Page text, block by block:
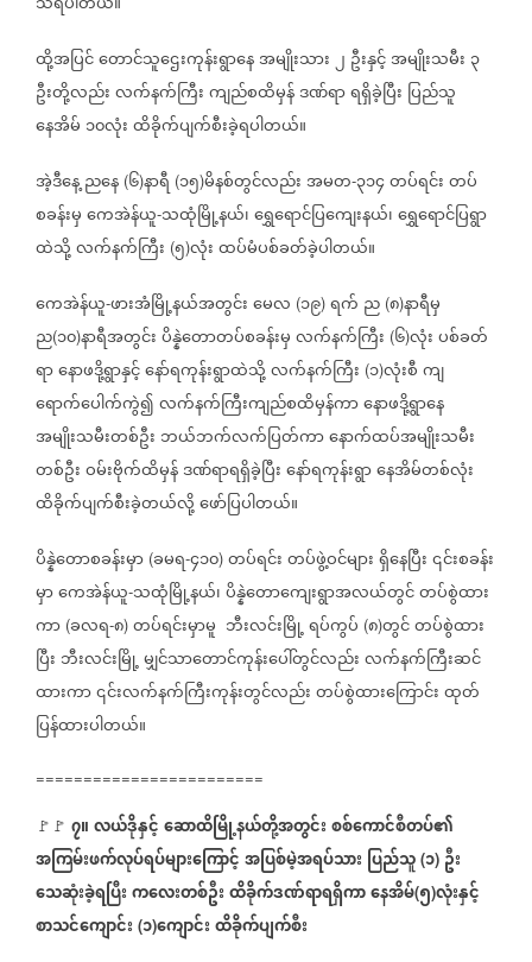
ထို့အပြင်တောင်သူဌေးကုန်းရွာနေအမျိုးသား၂ ဦးနှင့်အမျိုးသမီး ၃
ဦးတို့လည်းလက်နက်ကြီးကျည်စထိမှန်ဒဏ်ရာရရှိခဲ့ပြီး ပြည်သူ
နေအိမ် ၁၀လုံးထိခိုက်ပျက်စီးခဲ့ရပါတယ်။
အဲ့ဒီနေ့ညနေ (၆)နာရီ (၁၅)မိနစ်တွင်လည်းအမတ-၃၁၄တပ်ရင်းတပ်
စခန်းမှကေအဲန်ယူ-သထုံမြို့နယ်၊ရွှေရောင်ပြကျေးနယ်၊ရွှေရောင်ပြရွာ
ထဲသို့လက်နက်ကြီး (၅)လုံးထပ်မံပစ်ခတ်ခဲ့ပါတယ်။
ကေအဲန်ယူ-ဖားအံမြို့နယ်အတွင်းမေလ (၁၉) ရက် ည (၈)နာရီမှ
ည(၁၀)နာရီအတွင်းပိန္နဲတောတပ်စခန်းမှလက်နက်ကြီး (၆)လုံးပစ်ခတ်
ရာနောဖဒို့ရွာနှင့်နော်ရကုန်းရွာထဲသို့လက်နက်ကြီး (၁)လုံးစီကျ
ရောက်ပေါက်ကွဲ၍လက်နက်ကြီးကျည်စထိမှန်ကာနောဖဒို့ရွာနေ
အမျိုးသမီးတစ်ဦး ဘယ်ဘက်လက်ပြတ်ကာနောက်ထပ်အမျိုးသမီး
တစ်ဦးဝမ်းဗိုက်ထိမှန်ဒဏ်ရာရရှိခဲ့ပြီးနော်ရကုန်းရွာနေအိမ်တစ်လုံး
ထိခိုက်ပျက်စီးခဲ့တယ်လို့ဖော်ပြပါတယ်။
ပိန္နဲတောစခန်းမှာ (ခမရ-၄၁၀) တပ်ရင်းတပ်ဖွဲ့ဝင်များရှိနေပြီး၎င်းစခန်း
မှာကေအဲန်ယူ-သထုံမြို့နယ်၊ပိန္နဲတောကျေးရွာအလယ်တွင်တပ်စွဲထား
ကာ (ခလရ-၈) တပ်ရင်းမှာမူ ဘီးလင်းမြို့ရပ်ကွပ် (၈)တွင်တပ်စွဲထား
ပြီး ဘီးလင်းမြို့မျှင်သာတောင်ကုန်းပေါ်တွင်လည်းလက်နက်ကြီးဆင်
ထားကာ၎င်းလက်နက်ကြီးကုန်းတွင်လည်းတပ်စွဲထားကြောင်းထုတ်
ပြန်ထားပါတယ်။
========================
🚩🚩 ၇။လယ်ဒိုနှင့်ဆောထိမြို့နယ်တို့အတွင်းစစ်ကောင်စီတပ်၏
အကြမ်းဖက်လုပ်ရပ်များကြောင့်အပြစ်မဲ့အရပ်သား ပြည်သူ (၁) ဦး
သေဆုံးခဲ့ရပြီးကလေးတစ်ဦးထိခိုက်ဒဏ်ရာရရှိကာနေအိမ်(၅)လုံးနှင့်
စာသင်ကျောင်း (၁)ကျောင်းထိခိုက်ပျက်စီး